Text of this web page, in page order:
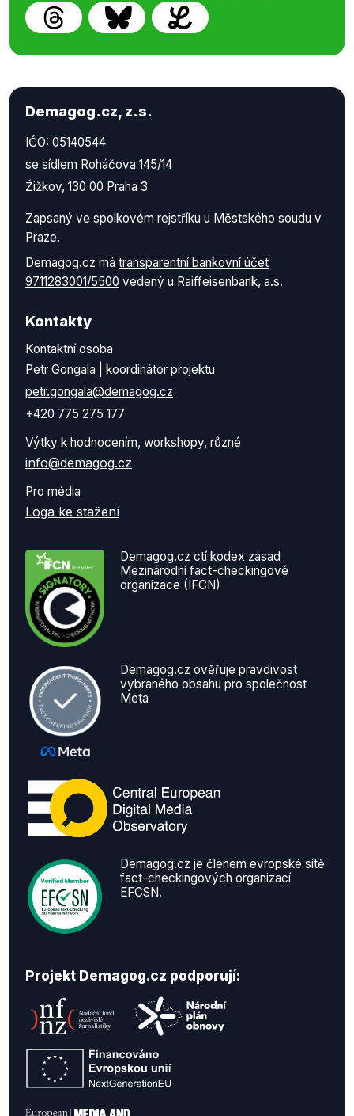
Demagog.cz, z.s.
IČO: 05140544
se sídlem Roháčova 145/14
Žižkov, 130 00 Praha 3
Zapsaný ve spolkovém rejstříku u Městského soudu v
Praze.
Demagog.cz má transparentní bankovní účet
9711283001/5500 vedený u Raiffeisenbank, a.s.
Kontakty
Kontaktní osoba
Petr Gongala | koordinátor projektu
petr.gongala@demagog.cz
+420 775 275 177
Výtky k hodnocením, workshopy, různé
info@demagog.cz
Pro média
Loga ke stažení
Demagog.cz ctí kodex zásad
Mezinárodní fact-checkingové
organizace (IFCN)
Demagog.cz ověřuje pravdivost
vybraného obsahu pro společnost
Meta
Demagog.cz je členem evropské sítě
fact-checkingových organizací
EFCSN.
Projekt Demagog.cz podporují: